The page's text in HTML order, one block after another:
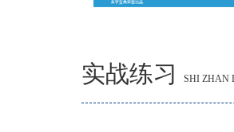
实战练习 SHI ZHAN